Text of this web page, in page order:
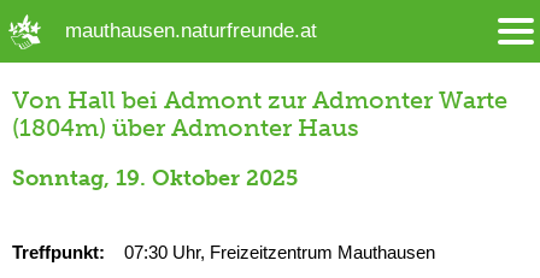
mauthausen.naturfreunde.at
Von Hall bei Admont zur Admonter Warte
(1804m) über Admonter Haus
Sonntag, 19. Oktober 2025
Treffpunkt: 07:30 Uhr, Freizeitzentrum Mauthausen